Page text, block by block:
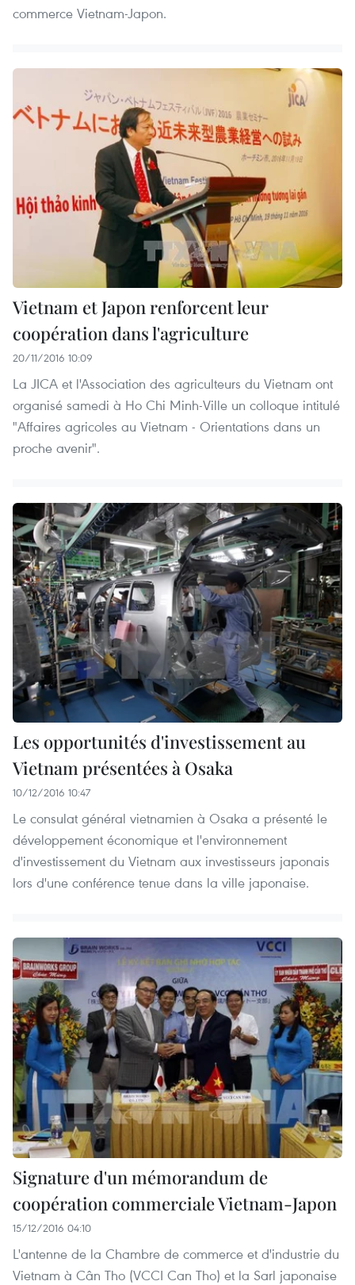
commerce Vietnam-Japon.
Vietnam et Japon renforcent leur
coopération dans l'agriculture
20/11/2016 10:09
La JICA et l'Association des agriculteurs du Vietnam ont
organisé samedi à Ho Chi Minh-Ville un colloque intitulé
"Affaires agricoles au Vietnam - Orientations dans un
proche avenir".
Les opportunités d'investissement au
Vietnam présentées à Osaka
10/12/2016 10:47
Le consulat général vietnamien à Osaka a présenté le
développement économique et l'environnement
d'investissement du Vietnam aux investisseurs japonais
lors d'une conférence tenue dans la ville japonaise.
Signature d'un mémorandum de
coopération commerciale Vietnam-Japon
15/12/2016 04:10
L'antenne de la Chambre de commerce et d'industrie du
Vietnam à Cân Tho (VCCI Can Tho) et la Sarl japonaise